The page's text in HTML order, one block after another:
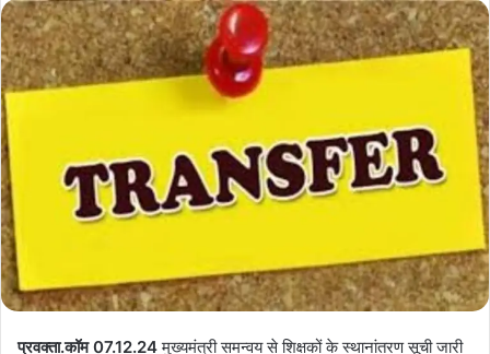
प्रवक्ता.कॉम 07.12.24मुख्यमंत्री समन्वय से शिक्षकों के स्थानांतरण सूची जारी